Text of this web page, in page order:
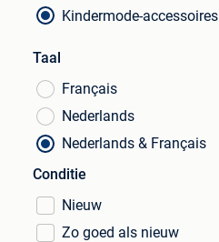
Kindermode-accessoires
Taal
Français
Nederlands
Nederlands & Français
Conditie
Nieuw
Zo goed als nieuw